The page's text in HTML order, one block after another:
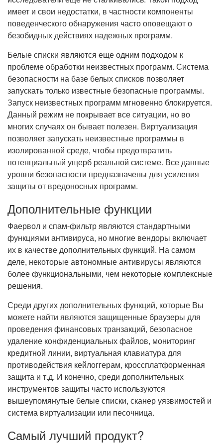
имеет и свои недостатки, в частности компоненты
поведенческого обнаружения часто оповещают о
безобидных действиях надежных программ.
Белые списки являются еще одним подходом к
проблеме обработки неизвестных программ. Система
безопасности на базе белых списков позволяет
запускать только известные безопасные программы.
Запуск неизвестных программ мгновенно блокируется.
Данный режим не покрывает все ситуации, но во
многих случаях он бывает полезен. Виртуализация
позволяет запускать неизвестные программы в
изолированной среде, чтобы предотвратить
потенциальный ущерб реальной системе. Все данные
уровни безопасности предназначены для усиления
защиты от вредоносных программ.
Дополнительные функции
Фаервол и спам-фильтр являются стандартными
функциями антивируса, но многие вендоры включает
их в качестве дополнительных функций. На самом
деле, некоторые автономные антивирусы являются
более функциональными, чем некоторые комплексные
решения.
Среди других дополнительных функций, которые Вы
можете найти являются защищенные браузеры для
проведения финансовых транзакций, безопасное
удаление конфиденциальных файлов, мониторинг
кредитной линии, виртуальная клавиатура для
противодействия кейлоггерам, кроссплатформенная
защита и т.д. И конечно, среди дополнительных
инструментов защиты часто используются
вышеупомянутые белые списки, сканер уязвимостей и
система виртуализации или песочница.
Самый лучший продукт?